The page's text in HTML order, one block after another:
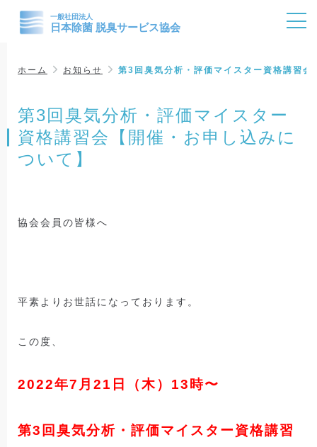
ホーム お知らせ 第3回臭気分析・評価マイスター資格講習
第3回臭気分析・評価マイスター
資格講習会【開催・お申し込みに
ついて】
協会会員の皆様へ
平素よりお世話になっております。
この度、
2022年7月21日（木）13時〜
第3回臭気分析・評価マイスター資格講習